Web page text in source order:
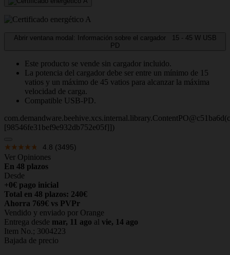
Abrir ventana modal: Información sobre el cargador 15 - 45 W USB
PD
Este producto se vende sin cargador incluido.
La potencia del cargador debe ser entre un mínimo de 15
vatios y un máximo de 45 vatios para alcanzar la máxima
velocidad de carga.
Compatible USB-PD.
[98546fe31bef9e932db752e05f]])
4.8 (3495)
Ver Opiniones
En 48 plazos
Desde
+0€ pago inicial
Total en 48 plazos: 240€
Ahorra 769€ vs PVPr
Vendido y enviado por Orange
Entrega desde mar, 11 ago al vie, 14 ago
Item No.; 3004223
Bajada de precio